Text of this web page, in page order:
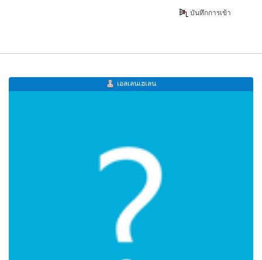
บันทึกการเข้า
เอลเลนเฮเลน